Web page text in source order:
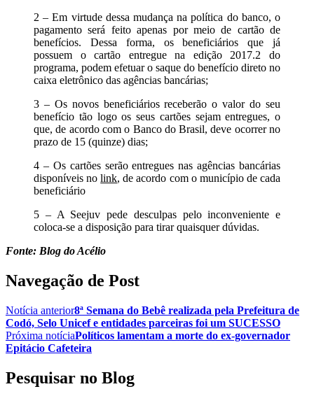
2 – Em virtude dessa mudança na política do banco, o
pagamento será feito apenas por meio de cartão de
benefícios. Dessa forma, os beneficiários que já
possuem o cartão entregue na edição 2017.2 do
programa, podem efetuar o saque do benefício direto no
caixa eletrônico das agências bancárias;
3 – Os novos beneficiários receberão o valor do seu
benefício tão logo os seus cartões sejam entregues, o
que, de acordo com o Banco do Brasil, deve ocorrer no
prazo de 15 (quinze) dias;
4 – Os cartões serão entregues nas agências bancárias
disponíveis nolink, de acordo com o município de cada
beneficiário
5 – A Seejuv pede desculpas pelo inconveniente e
coloca-se a disposição para tirar quaisquer dúvidas.
Fonte: Blog do Acélio
Navegação de Post
Notícia anterior8ª Semana do Bebê realizada pela Prefeitura de
Codó, Selo Unicef e entidades parceiras foi um SUCESSO
Próxima notíciaPolíticos lamentam a morte do ex-governador
Epitácio Cafeteira
Pesquisar no Blog